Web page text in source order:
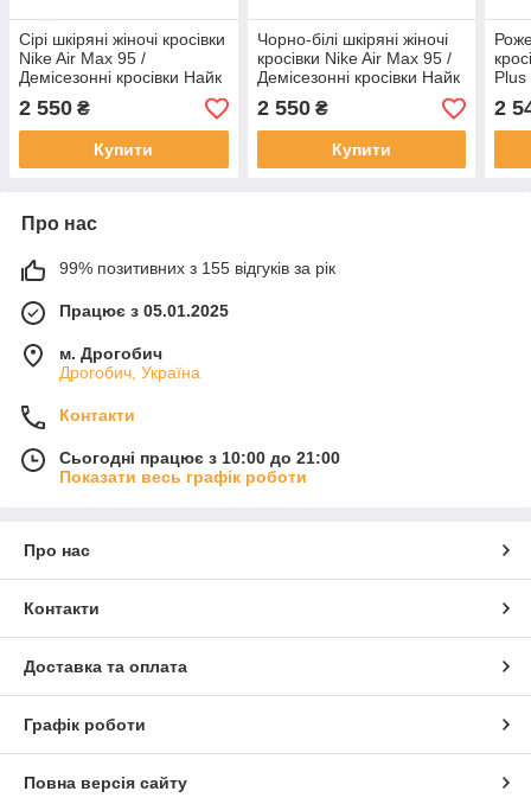
Сірі шкіряні жіночі кросівки
Nike Air Max 95 /
Демісезонні кросівки Найк
аір макс
2 550 ₴
Купити
Чорно-білі шкіряні жіночі
кросівки Nike Air Max 95 /
Демісезонні кросівки Найк
аір макс
2 550₴
Купити
Plus
Аір
2
Про нас
99% позитивних з 155 відгуків за рік
Працює з 05.01.2025
м. Дрогобич
Дрогобич, Україна
Контакти
Сьогодні працює з 10:00 до 21:00
Показати весь графік роботи
Про нас
Контакти
Доставка та оплата
Графік роботи
Повна версія сайту